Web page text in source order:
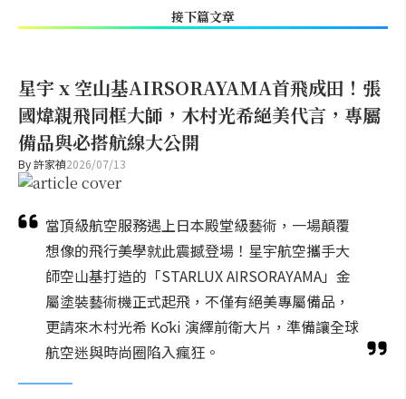
接下篇文章
星宇 x 空山基AIRSORAYAMA首飛成田！張
國煒親飛同框大師，木村光希絕美代言，專屬
備品與必搭航線大公開
By許家禎2026/07/13
當頂級航空服務遇上日本殿堂級藝術，一場顛覆
想像的飛行美學就此震撼登場！星宇航空攜手大
師空山基打造的「STARLUX AIRSORAYAMA」金
屬塗裝藝術機正式起飛，不僅有絕美專屬備品，
更請來木村光希 Kōki 演繹前衛大片，準備讓全球
航空迷與時尚圈陷入瘋狂。